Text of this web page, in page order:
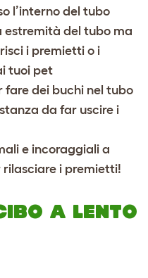
l’interno del tubo
estremità del tubo ma
i premietti o i
tuoi pet
dei buchi nel tubo
da far uscire i
e incoraggiali a
i premietti!
A LENTO